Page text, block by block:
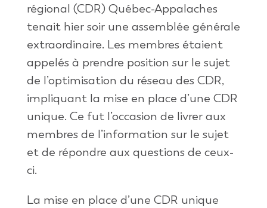
régional (CDR) Québec-Appalaches
tenait hier soir une assemblée générale
extraordinaire. Les membres étaient
appelés à prendre position sur le sujet
de l’optimisation du réseau des CDR,
impliquant la mise en place d’une CDR
unique. Ce fut l’occasion de livrer aux
membres de l’information sur le sujet
et de répondre aux questions de ceux-
ci.
La mise en place d’une CDR unique